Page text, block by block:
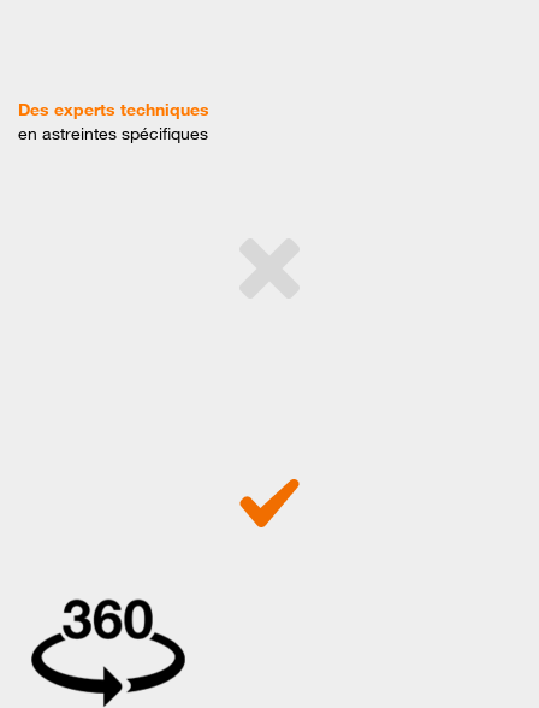
Des experts techniques
en astreintes spécifiques